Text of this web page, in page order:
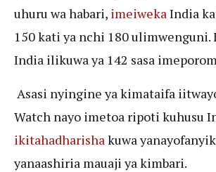
uhuru wa habari, imeiwekaIndia
150 kati ya nchi 180 ulimwenguni.
India ilikuwa ya 142 sasa
Asasi nyingine ya kimataifa
Watch nayo imetoa ripoti kuhusu
ikitahadharishakuwa
yanaashiria mauaji ya kimbari.